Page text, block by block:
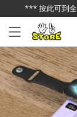
*** 按此可到
已加入購物車